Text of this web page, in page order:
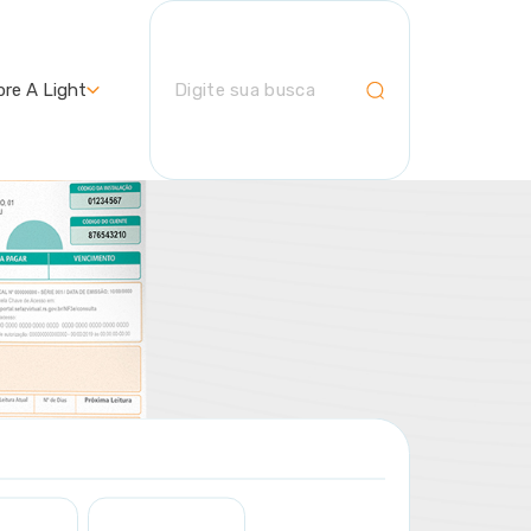
A Light Digite sua busca